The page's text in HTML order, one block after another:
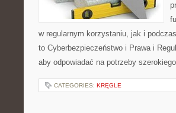
w regularnym korzystaniu, jak i
to Cyberbezpieczeństwo i Prawa i
aby odpowiadać na potrzeby
CATEGORIES: KRĘGLE